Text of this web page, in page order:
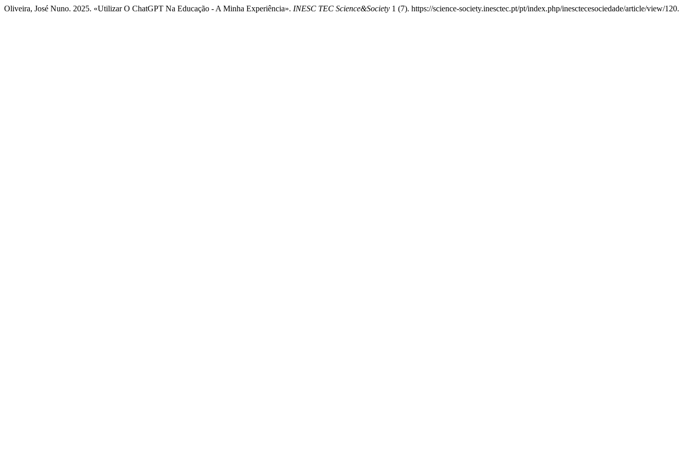
Oliveira, José Nuno. 2025. «Utilizar O ChatGPT Na Educação - A Minha Experiência». INESC TEC Science&Society 1 (7). https://science-society.inesctec.pt/pt/index.php/inesctecesociedade/article/view/120.